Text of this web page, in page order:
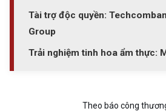
Tài trợ độc quyền:
Group
Trải nghiệm tinh hoa ẩm thực:
Theo báo công